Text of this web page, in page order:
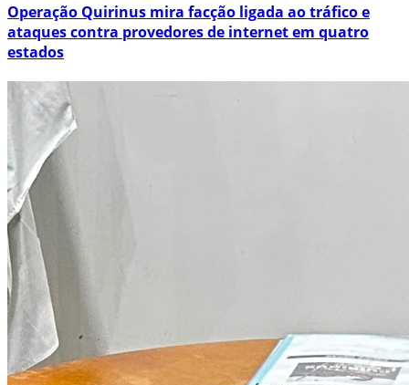
Operação Quirinus mira facção ligada ao tráfico e
ataques contra provedores de internet em quatro
estados